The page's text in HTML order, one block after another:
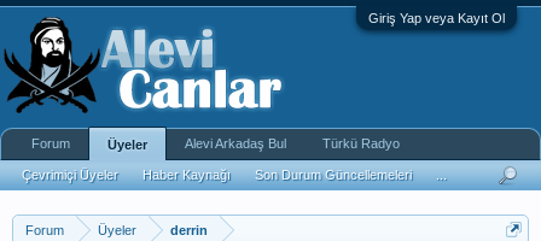
Giriş Yap veya Kayıt Ol
Forum Üyeler derrin
Forum Üyeler
Çevrimiçi Üyeler Haber Kaynağı Son Durum Güncellemeleri
Alevi Arkadaş Bul Türkü Radyo